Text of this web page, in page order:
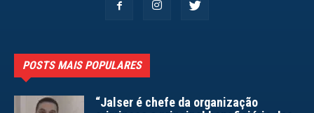
POSTS MAIS POPULARES
“Jalser é chefe da organização